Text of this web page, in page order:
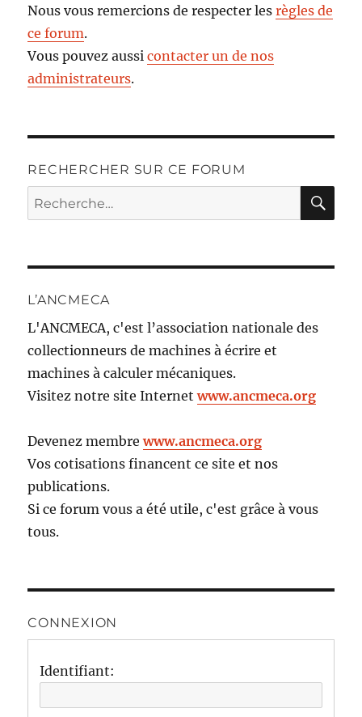
Nous vous remercions de respecter lesrègles de
ce forum.
Vous pouvez aussicontacter un de nos
administrateurs.
RECHERCHER SUR CE FORUM
Recherche
pour :
L’ANCMECA
L'ANCMECA, c'est l’association nationale des
collectionneurs de machines à écrire et
machines à calculer mécaniques.
Visitez notre site Internetwww.ancmeca.org
Devenez membrewww.ancmeca.org
Vos cotisations financent ce site et nos
publications.
Si ce forum vous a été utile, c'est grâce à vous
tous.
CONNEXION
Identifiant: